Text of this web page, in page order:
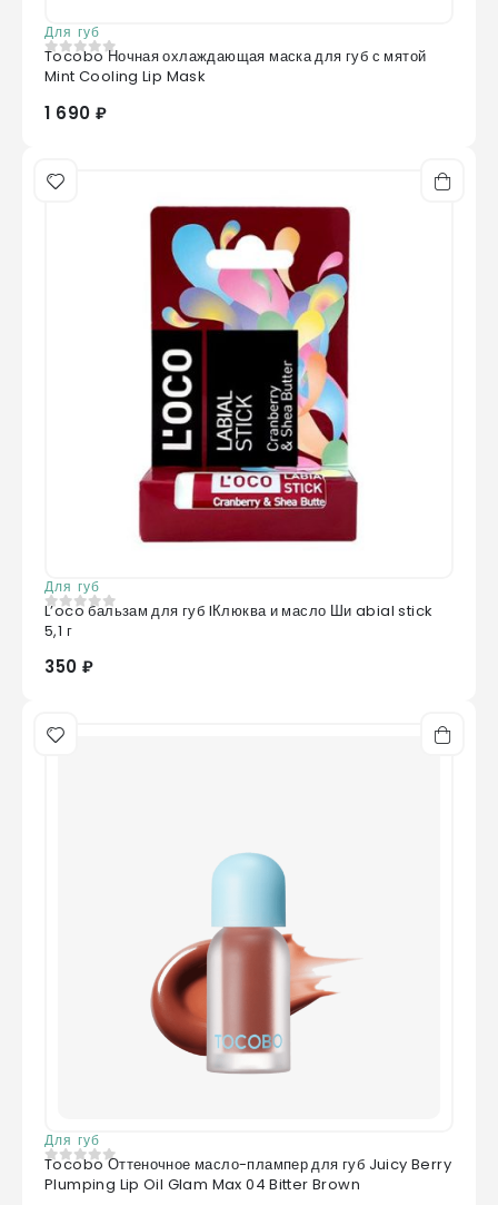
Для губ
0 из 5
Tocobo Ночная охлаждающая маска для губ с мятой
Mint Cooling Lip Mask
1 690 ₽
Для губ
0 из 5
L’oco бальзам для губ lКлюква и масло Ши abial stick
5,1 г
350 ₽
Для губ
0 из 5
Tocobo Оттеночное масло-плампер для губ Juicy Berry
Plumping Lip Oil Glam Max 04 Bitter Brown